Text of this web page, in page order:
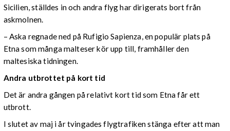
Sicilien, ställdes in och andra flyg har dirigerats bort från
askmolnen.
– Aska regnade ned på Rufigio Sapienza, en populär plats på
Etna som många malteser kör upp till, framhåller den
maltesiska tidningen.
Andra utbrottet på kort tid
Det är andra gången på relativt kort tid som Etna får ett
utbrott.
I slutet av maj i år tvingades flygtrafiken stänga efter att man